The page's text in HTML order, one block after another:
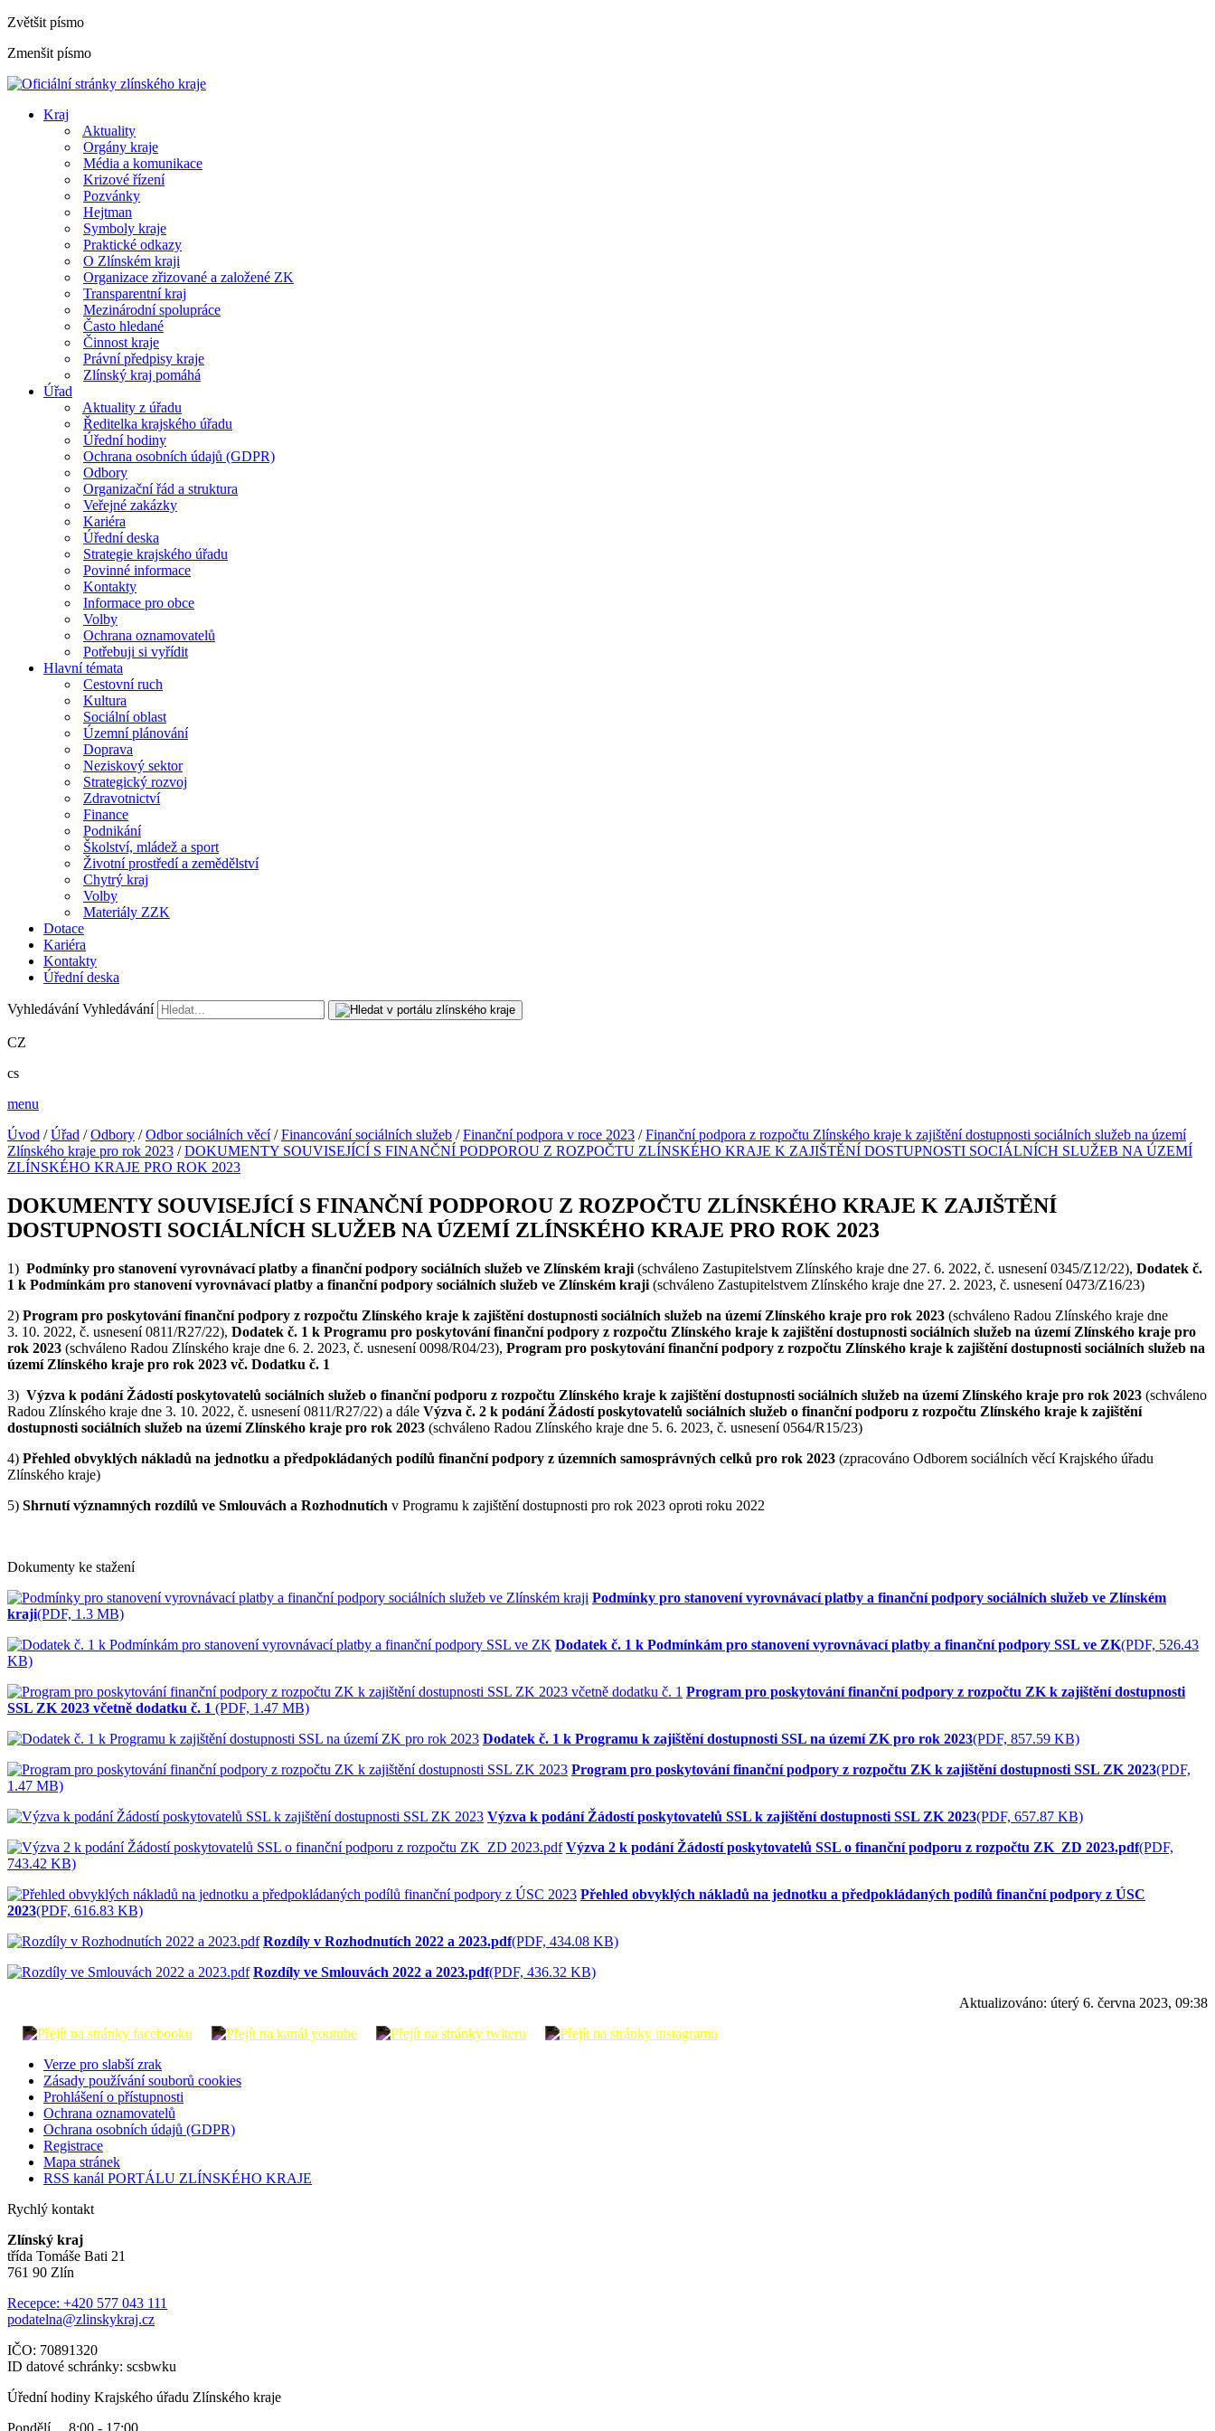
Zvětšit písmo
Zmenšit písmo
Kraj
Aktuality
Orgány kraje
Média a komunikace
Krizové řízení
Pozvánky
Hejtman
Symboly kraje
Praktické odkazy
O Zlínském kraji
Organizace zřizované a založené ZK
Transparentní kraj
Mezinárodní spolupráce
Často hledané
Činnost kraje
Právní předpisy kraje
Zlínský kraj pomáhá
Úřad
Aktuality z úřadu
Ředitelka krajského úřadu
Úřední hodiny
Ochrana osobních údajů (GDPR)
Odbory
Organizační řád a struktura
Veřejné zakázky
Kariéra
Úřední deska
Strategie krajského úřadu
Povinné informace
Kontakty
Informace pro obce
Volby
Ochrana oznamovatelů
Potřebuji si vyřídit
Hlavní témata
Cestovní ruch
Kultura
Sociální oblast
Územní plánování
Doprava
Neziskový sektor
Strategický rozvoj
Zdravotnictví
Finance
Podnikání
Školství, mládež a sport
Životní prostředí a zemědělství
Chytrý kraj
Volby
Materiály ZZK
Dotace
Kariéra
Kontakty
Úřední deska
Vyhledávání Vyhledávání
CZ
cs
menu
Úvod /Úřad /Odbory /Odbor sociálních věcí/Financování sociálních služeb /Finanční podpora v roce 2023 /Finanční podpora z rozpočtu Zlínského kraje k zajištění dostupnosti sociálních služeb na území
Zlínského kraje pro rok 2023 /DOKUMENTY SOUVISEJÍCÍ S FINANČNÍ PODPOROU Z ROZPOČTU ZLÍNSKÉHO KRAJE K ZAJIŠTĚNÍ DOSTUPNOSTI SOCIÁLNÍCH SLUŽEB NA ÚZEMÍ
ZLÍNSKÉHO KRAJE PRO ROK 2023
DOKUMENTY SOUVISEJÍCÍ S FINANČNÍ PODPOROU Z ROZPOČTU ZLÍNSKÉHO KRAJE K ZAJIŠTĚNÍ
DOSTUPNOSTI SOCIÁLNÍCH SLUŽEB NA ÚZEMÍ ZLÍNSKÉHO KRAJE PRO ROK 2023
1) Podmínky pro stanovení vyrovnávací platby a finanční podpory sociálních služeb ve Zlínském kraji (schváleno Zastupitelstvem Zlínského kraje dne 27. 6. 2022, č. usnesení 0345/Z12/22), Dodatek č.
1 k Podmínkám pro stanovení vyrovnávací platby a finanční podpory sociálních služeb ve Zlínském kraji (schváleno Zastupitelstvem Zlínského kraje dne 27. 2. 2023, č. usnesení 0473/Z16/23)
2) Program pro poskytování finanční podpory z rozpočtu Zlínského kraje k zajištění dostupnosti sociálních služeb na území Zlínského kraje pro rok 2023 (schváleno Radou Zlínského kraje dne
3. 10. 2022, č. usnesení 0811/R27/22), Dodatek č. 1 k Programu pro poskytování finanční podpory z rozpočtu Zlínského kraje k zajištění dostupnosti sociálních služeb na území Zlínského kraje pro
rok 2023 (schváleno Radou Zlínského kraje dne 6. 2. 2023, č. usnesení 0098/R04/23), Program pro poskytování finanční podpory z rozpočtu Zlínského kraje k zajištění dostupnosti sociálních služeb na
území Zlínského kraje pro rok 2023 vč. Dodatku č. 1
3) Výzva k podání Žádostí poskytovatelů sociálních služeb o finanční podporu z rozpočtu Zlínského kraje k zajištění dostupnosti sociálních služeb na území Zlínského kraje pro rok 2023 (schváleno
Radou Zlínského kraje dne 3. 10. 2022, č. usnesení 0811/R27/22) a dále Výzva č. 2 k podání Žádostí poskytovatelů sociálních služeb o finanční podporu z rozpočtu Zlínského kraje k zajištění
dostupnosti sociálních služeb na území Zlínského kraje pro rok 2023 (schváleno Radou Zlínského kraje dne 5. 6. 2023, č. usnesení 0564/R15/23)
4) Přehled obvyklých nákladů na jednotku a předpokládaných podílů finanční podpory z územních samosprávných celků pro rok 2023 (zpracováno Odborem sociálních věcí Krajského úřadu
Zlínského kraje)
5) Shrnutí významných rozdílů ve Smlouvách a Rozhodnutích v Programu k zajištění dostupnosti pro rok 2023 oproti roku 2022
Dokumenty ke stažení
Podmínky pro stanovení vyrovnávací platby a finanční podpory sociálních služeb ve Zlínském
kraji(PDF, 1.3 MB)
Dodatek č. 1 k Podmínkám pro stanovení vyrovnávací platby a finanční podpory SSL ve ZK(PDF, 526.43
KB)
Program pro poskytování finanční podpory z rozpočtu ZK k zajištění dostupnosti
SSL ZK 2023 včetně dodatku č. 1 (PDF, 1.47 MB)
Dodatek č. 1 k Programu k zajištění dostupnosti SSL na území ZK pro rok 2023(PDF, 857.59 KB)
Program pro poskytování finanční podpory z rozpočtu ZK k zajištění dostupnosti SSL ZK 2023(PDF,
1.47 MB)
Výzva k podání Žádostí poskytovatelů SSL k zajištění dostupnosti SSL ZK 2023(PDF, 657.87 KB)
Výzva 2 k podání Žádostí poskytovatelů SSL o finanční podporu z rozpočtu ZK_ZD 2023.pdf(PDF,
743.42 KB)
Přehled obvyklých nákladů na jednotku a předpokládaných podílů finanční podpory z ÚSC
2023(PDF, 616.83 KB)
Rozdíly v Rozhodnutích 2022 a 2023.pdf(PDF, 434.08 KB)
Rozdíly ve Smlouvách 2022 a 2023.pdf(PDF, 436.32 KB)
Aktualizováno: úterý 6. června 2023, 09:38
Verze pro slabší zrak
Zásady používání souborů cookies
Prohlášení o přístupnosti
Ochrana oznamovatelů
Ochrana osobních údajů (GDPR)
Registrace
Mapa stránek
RSS kanál PORTÁLU ZLÍNSKÉHO KRAJE
Rychlý kontakt
Zlínský kraj
třída Tomáše Bati 21
761 90 Zlín
Recepce: +420 577 043 111
podatelna@zlinskykraj.cz
IČO: 70891320
ID datové schránky: scsbwku
Úřední hodiny Krajského úřadu Zlínského kraje
Pondělí 8:00 - 17:00